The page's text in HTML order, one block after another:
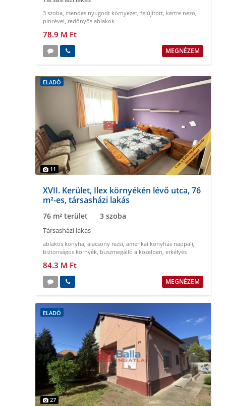
3 szoba, csendes nyugodt környezet, felújított, kertre néző,
pincével, redőnyös ablakok
78.9 M Ft
MEGNÉZEM
ELADÓ
11
XVII. Kerület, Ilex környékén lévő utca, 76
m²-es, társasházi lakás
76 m² terület 3 szoba
Társasházi lakás
ablakos konyha, alacsony rezsi, amerikai konyhás nappali,
biztonságos környék, buszmegálló a közelben, erkélyes
84.3 M Ft
MEGNÉZEM
ELADÓ
27